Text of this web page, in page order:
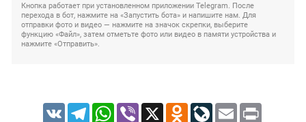
Кнопка работает при установленном приложении Telegram. После
перехода в бот, нажмите на «Запустить бота» и напишите нам. Для
отправки фото и видео — нажмите на значок скрепки, выберите
функцию «Файл», затем отметьте фото или видео в памяти устройства и
нажмите «Отправить».
VK TelegramWhatsApp
Viber X Odnoklassniki
LiveJournal
Email Print